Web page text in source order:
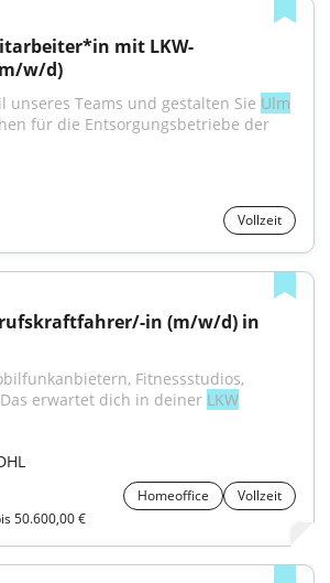
mit LKW-
w/d)
unseres Teams und gestalten Sie Ulm
für die Entsorgungsbetriebe der
Vollzeit
in (m/w/d) in
Fitnessstudios,
erwartet dich in deiner LKW
Homeoffice
Vollzeit
50.600,00 €